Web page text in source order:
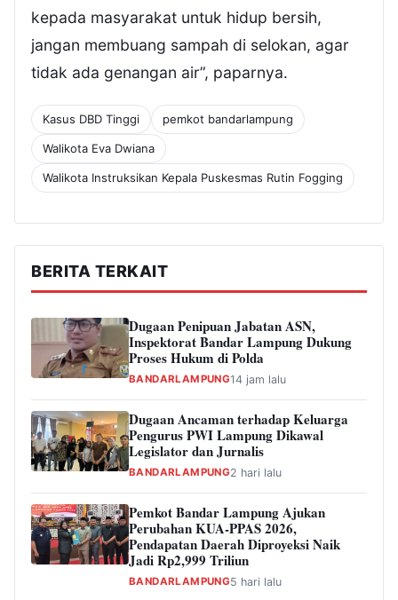
kepada masyarakat untuk hidup bersih,
jangan membuang sampah di selokan, agar
tidak ada genangan air”, paparnya.
Kasus DBD Tinggi pemkot bandarlampung
Walikota Eva Dwiana
Walikota Instruksikan Kepala Puskesmas Rutin Fogging
BERITA TERKAIT
Dugaan Penipuan Jabatan ASN,
Inspektorat Bandar Lampung Dukung
Proses Hukum di Polda
BANDARLAMPUNG14 jam lalu
Dugaan Ancaman terhadap Keluarga
Pengurus PWI Lampung Dikawal
Legislator dan Jurnalis
BANDARLAMPUNG2 hari lalu
Pemkot Bandar Lampung Ajukan
Perubahan KUA-PPAS 2026,
Pendapatan Daerah Diproyeksi Naik
Jadi Rp2,999 Triliun
BANDARLAMPUNG5 hari lalu